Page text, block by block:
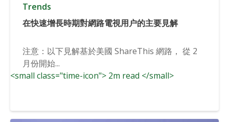
Trends
在快速增長時期對網路電視用户的主要見解
注意：以下見解基於美國 ShareThis 網路， 從 2
月份開始...
<small class="time-icon"> 2m read </small>